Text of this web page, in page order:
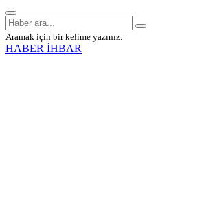
Aramak için bir kelime yazınız.
HABER İHBAR